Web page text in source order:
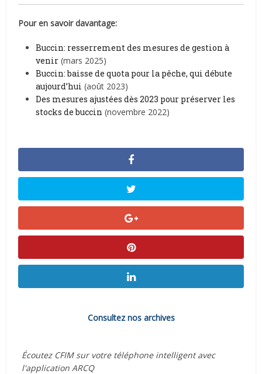
Pour en savoir davantage:
Buccin: resserrement des mesures de gestion à
venir (mars 2025)
Buccin: baisse de quota pour la pêche, qui débute
aujourd’hui (août 2023)
Des mesures ajustées dès 2023 pour préserver les
stocks de buccin (novembre 2022)
Consultez nos archives
Écoutez CFIM sur votre téléphone intelligent avec
l'application ARCQ